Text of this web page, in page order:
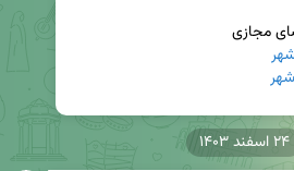
۲۴ اسفند ۱۴۰۳